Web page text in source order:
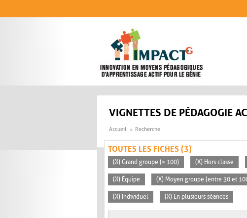
VIGNETTES DE PÉDAGOGIE
Accueil Recherche
TOUTES LES FICHES (3)
(X) Grand groupe (> 100) (X) Hors classe
(X) Équipe (X) Moyen groupe (entre 30 et
(X) Individuel (X) En plusieurs séances